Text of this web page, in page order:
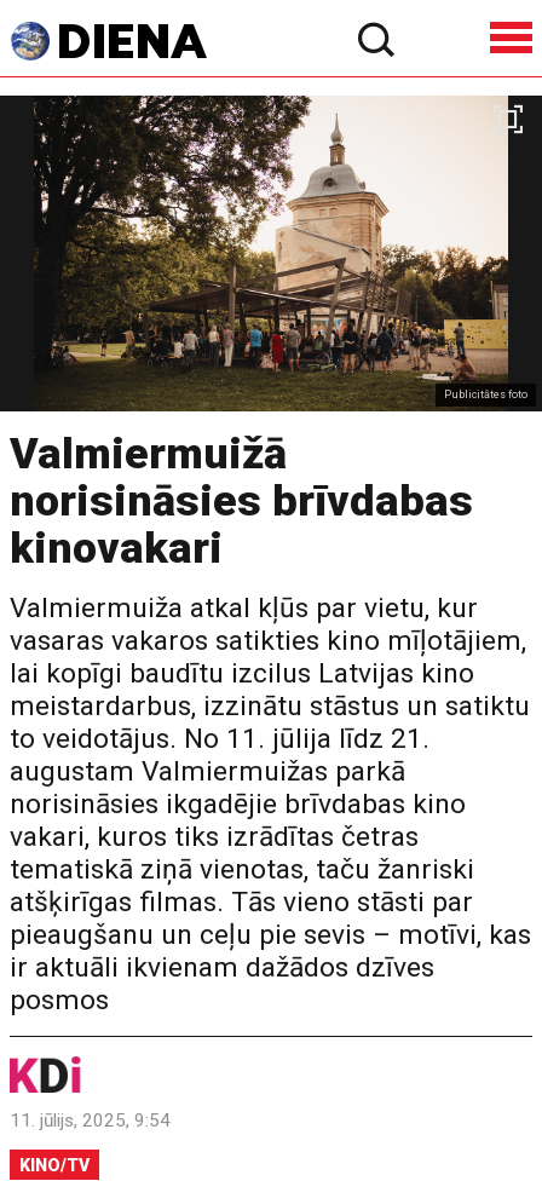
Publicitātes foto
Valmiermuižā
norisināsies brīvdabas
kinovakari
Valmiermuiža atkal kļūs par vietu, kur
vasaras vakaros satikties kino mīļotājiem,
lai kopīgi baudītu izcilus Latvijas kino
meistardarbus, izzinātu stāstus un satiktu
to veidotājus. No 11. jūlija līdz 21.
augustam Valmiermuižas parkā
norisināsies ikgadējie brīvdabas kino
vakari, kuros tiks izrādītas četras
tematiskā ziņā vienotas, taču žanriski
atšķirīgas filmas. Tās vieno stāsti par
pieaugšanu un ceļu pie sevis – motīvi, kas
ir aktuāli ikvienam dažādos dzīves
posmos
11. jūlijs, 2025, 9:54
KINO/TV